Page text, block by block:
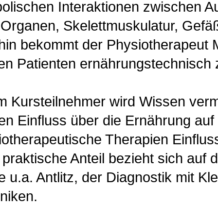
Interaktionen zwischen
Skelettmuskulatur,
bekommt der
den Patienten
wird Wissen vermittelt,
Einfluss über die Ernährung
Therapien
Anteil bezieht sich auf
u.a. Antlitz, der Diagnostik mit